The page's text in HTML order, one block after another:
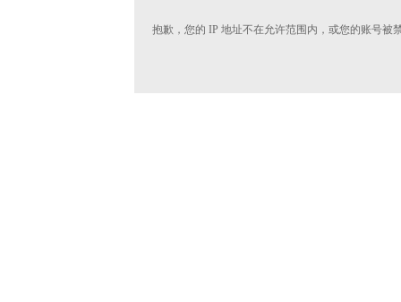
抱歉，您的 IP 地址不在允许范围内，或您的账号被